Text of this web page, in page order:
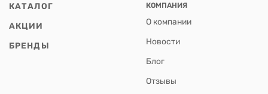
КАТАЛОГ
АКЦИИ
БРЕНДЫ
КОМПАНИЯ
О компании
Новости
Блог
Отзывы